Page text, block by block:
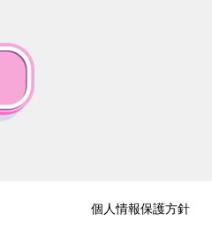
個人情報保護方針